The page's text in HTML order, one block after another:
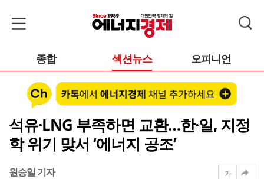
종합 섹션뉴스 오피니언
석유·LNG 부족하면 교환…한·일, 지정
학 위기 맞서 ‘에너지 공조’
원승일 기자
가